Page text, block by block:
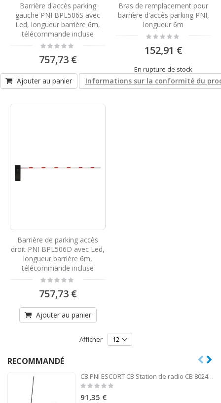
Barrière d'accès parking
gauche PNI BPL506S avec
Led, longueur barrière 6m,
télécommande incluse
Rating:
0%
757,73 €
Ajouter au panier Informations sur la conformité du
Bras de remplacement pour
barrière d'accès parking PNI,
longueur 6m
Rating:
0%
152,91 €
En rupture de stock
Barrière de parking accès
droit PNI BPL506D avec Led,
longueur barrière 6m,
télécommande incluse
Rating:
757,73 €
Ajouter au panier
Afficher
RECOMMANDÉ
CB PNI ESCORT CB Station de radio CB 8024 ASQ 12 / 24V + CB PNI Extra 45 antenne
Rating:
0%
91,35 €